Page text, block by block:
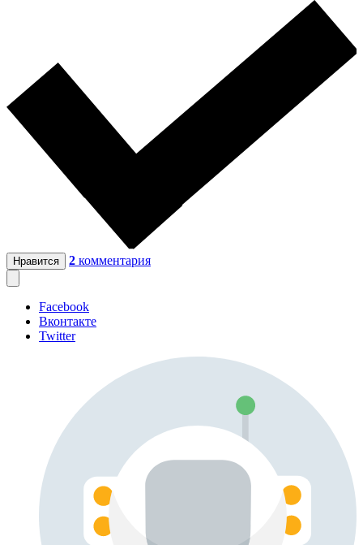
Нравится 2 комментария
Facebook
Вконтакте
Twitter